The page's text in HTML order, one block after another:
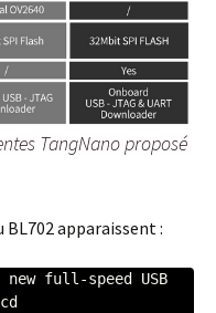
TangNano proposé
BL702 apparaissent :
full-speed USB